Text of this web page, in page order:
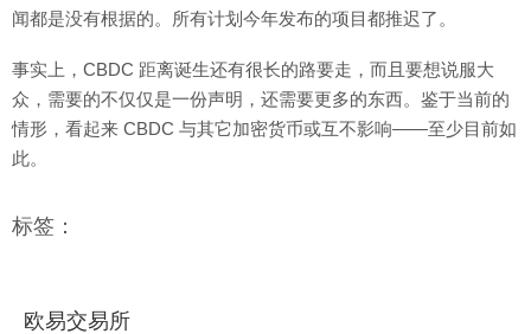
闻都是没有根据的。所有计划今年发布的项目都推迟了。
事实上，CBDC 距离诞生还有很长的路要走，而且要想说服大
众，需要的不仅仅是一份声明，还需要更多的东西。鉴于当前的
情形，看起来 CBDC 与其它加密货币或互不影响——至少目前如
此。
标签：
欧易交易所